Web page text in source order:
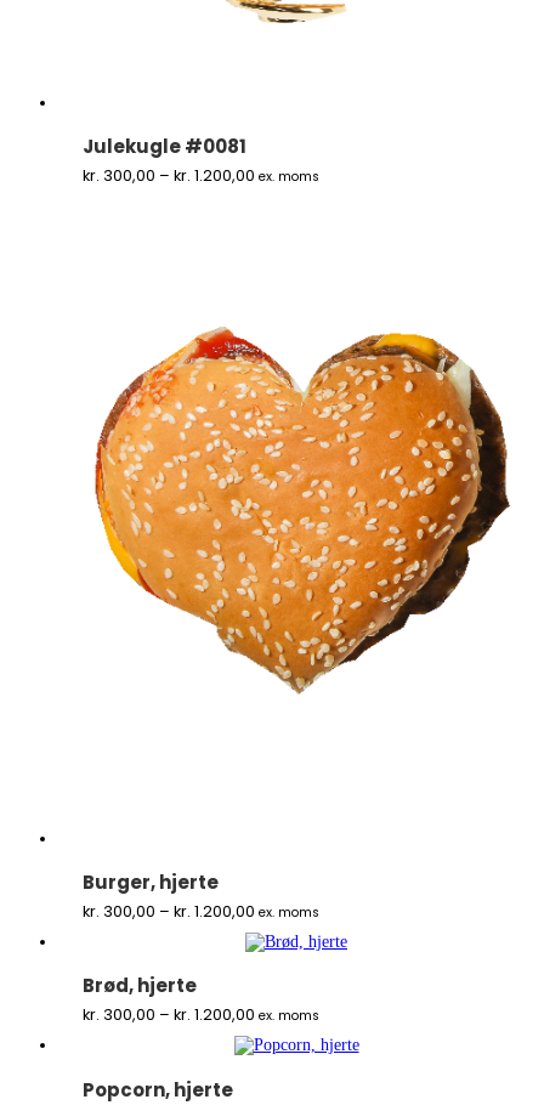
Julekugle #0081
kr. 300,00 – kr. 1.200,00Prisinterval:
ex. moms
Burger, hjerte
kr. 300,00 – kr. 1.200,00Prisinterval:
til
kr. 1.200,00
ex. moms
Brød, hjerte
kr. 300,00 – kr. 1.200,00Prisinterval:
til
kr. 1.200,00
ex. moms
Popcorn, hjerte